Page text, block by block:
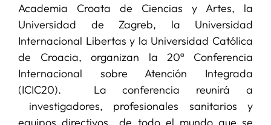
Academia Croata de Ciencias y Artes, la
Universidad de Zagreb, la Universidad
Internacional Libertas y la Universidad Católica
de Croacia, organizan la 20ª Conferencia
Internacional sobre Atención Integrada
(ICIC20). La conferencia reunirá a
investigadores, profesionales sanitarios y